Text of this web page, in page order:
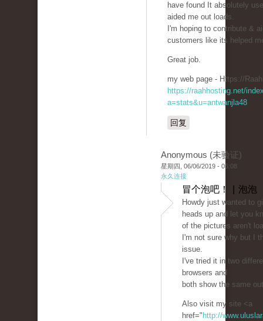
have found It absolutely
aided me out loads.
I'm hoping to contribute &
customers like its helped
Great job.
my web page - Https://
https://raahhosting.net/
a=stats&u=antwanjla48
回复
Anonymous (未验证)
星期四, 06/06/2019 - 05:08
永久连接
冒个泡吧！ | 泡泡
Howdy just wanted to
heads up and let you
of the pictures aren't
I'm not sure why but I
issue.
I've tried it in two
browsers and
both show the same
Also visit my site <a
href=" http://